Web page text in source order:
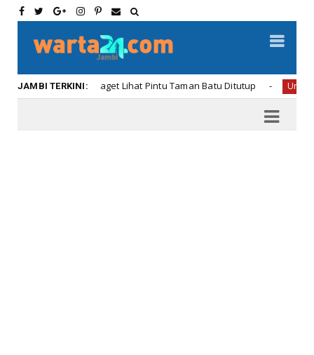
JAMBI TERKINI:
dan Oneng Kaget Lihat Pintu Taman Batu Ditutup Uncategorized